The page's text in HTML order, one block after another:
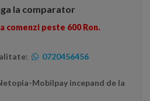
la comparator
comenzi peste 600 Ron.
0720456456
Mobilpay incepand de la